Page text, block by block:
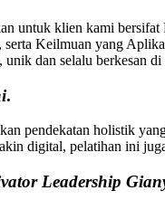
untuk klien kami
serta Keilmuan yang
dan selalu berkesan
.
pendekatan holistik
digital, pelatihan ini
Leadership